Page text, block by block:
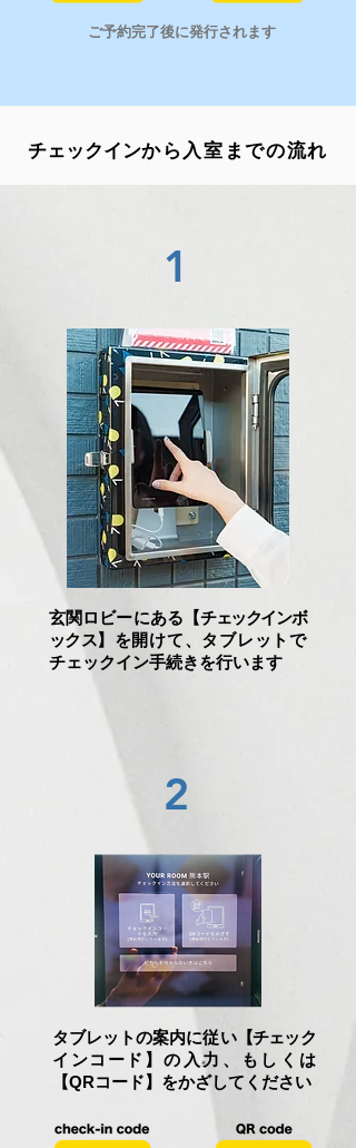
​ご予約完了後に発行されます
​チェックインから入室までの流れ
玄関ロビーにある【チェックインボ
ックス】を開けて、タブレットで
チェックイン手続きを行います
1
2
タブレットの案内に従い【チェック
インコード 】の入力、もしくは
【QRコード】をかざしてください